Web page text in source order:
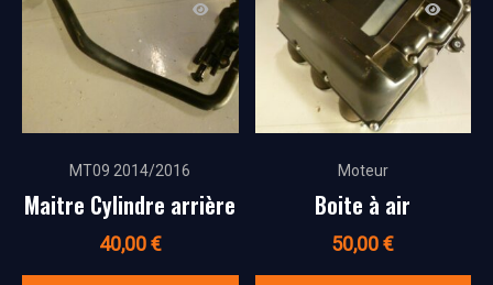
MT09 2014/2016
Maitre Cylindre arrière
40,00€
Moteur
Boite à air
50,00€